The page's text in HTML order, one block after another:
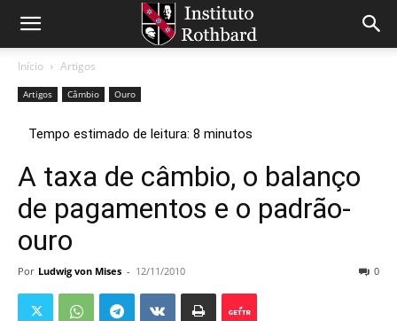
Início Artigos
Artigos Câmbio Ouro
A taxa de câmbio, o balanço
de pagamentos e o padrão-
ouro
Por Ludwig von Mises - 12/11/2010 0